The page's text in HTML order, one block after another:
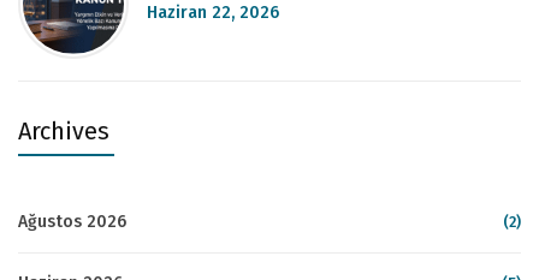
Haziran 22, 2026
Archives
Ağustos 2026 (2)